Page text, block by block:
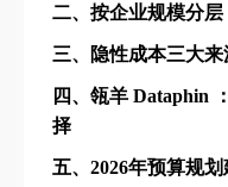
度高出同行29%，
数据治理系统不仅
二、按企业规模分层
三、隐性成本三大
四、瓴羊 Dataphin
择
五、2026年预算规